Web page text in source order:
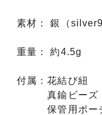
素材： 銀（
重量： 約4.5g
付属：花結び紐
真鍮ビーズ
保管用ポー